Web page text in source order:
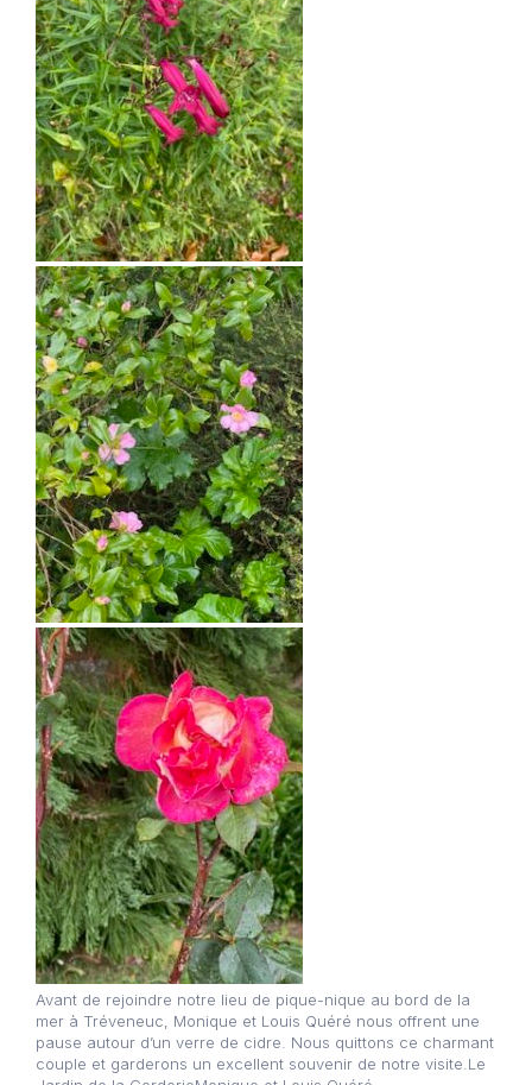
Avant de rejoindre notre lieu de pique-nique au bord de la
mer à Tréveneuc, Monique et Louis Quéré nous offrent une
pause autour d’un verre de cidre. Nous quittons ce charmant
couple et garderons un excellent souvenir de notre visite.Le